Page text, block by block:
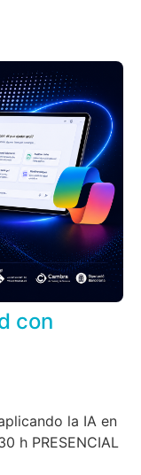
con
la IA en
h PRESENCIAL